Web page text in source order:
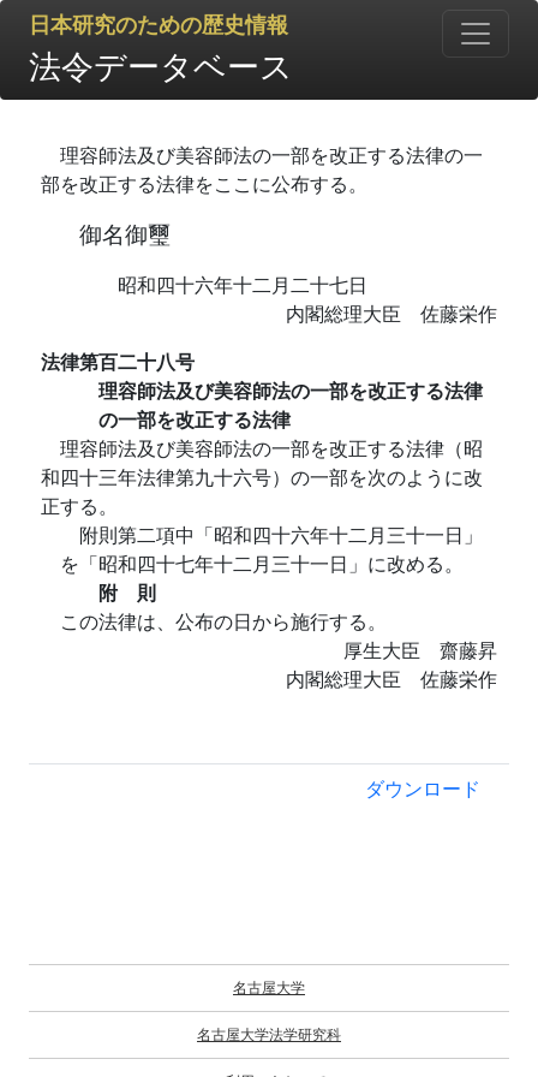
日本研究のための歴史情報
法令データベース
理容師法及び美容師法の一部を改正する法律の一
部を改正する法律をここに公布する。
御名御璽
昭和四十六年十二月二十七日
内閣総理大臣 佐藤栄作
法律第百二十八号
理容師法及び美容師法の一部を改正する法律
の一部を改正する法律
理容師法及び美容師法の一部を改正する法律（昭
和四十三年法律第九十六号）の一部を次のように改
正する。
附則第二項中「昭和四十六年十二月三十一日」
を「昭和四十七年十二月三十一日」に改める。
附 則
この法律は、公布の日から施行する。
厚生大臣 齋藤昇
内閣総理大臣 佐藤栄作
ダウンロード
名古屋大学
名古屋大学法学研究科